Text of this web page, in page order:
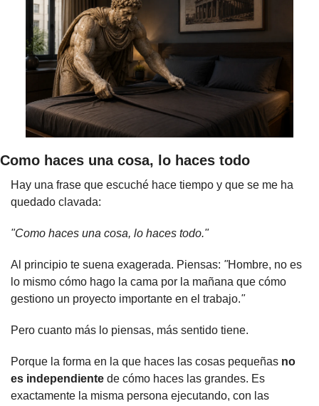
Como haces una cosa, lo haces todo
Hay una frase que escuché hace tiempo y que se me ha
quedado clavada:
"Como haces una cosa, lo haces todo."
Al principio te suena exagerada. Piensas: "Hombre, no es
lo mismo cómo hago la cama por la mañana que cómo
gestiono un proyecto importante en el trabajo."
Pero cuanto más lo piensas, más sentido tiene.
Porque la forma en la que haces las cosas pequeñas no
es independiente de cómo haces las grandes. Es
exactamente la misma persona ejecutando, con las